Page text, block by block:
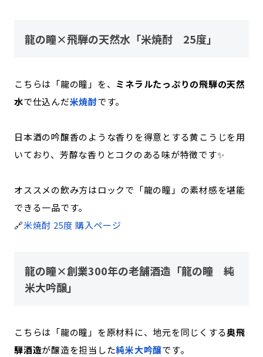
龍の瞳×飛騨の天然水「米焼酎 25度」
こちらは「龍の瞳」を、 ミネラルたっぷりの飛騨の天然
水で仕込んだ米焼酎です。
日本酒の吟醸香のような香りを得意とする黄こうじを用
いており、芳醇な香りとコクのある味が特徴です✨
オススメの飲み方はロックで「龍の瞳」の素材感を堪能
できる一品です。
🔗米焼酎 25度 購入ページ
龍の瞳×創業300年の老舗酒造「龍の瞳 純
米大吟醸」
こちらは「龍の瞳」を原材料に、地元を同じくする奥飛
騨酒造が醸造を担当した純米大吟醸です。